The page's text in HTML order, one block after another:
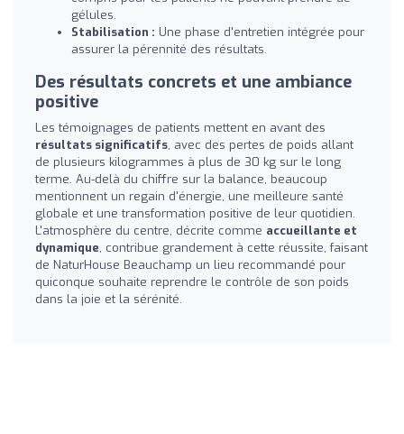
gélules.
Stabilisation : Une phase d'entretien intégrée pour
assurer la pérennité des résultats.
Des résultats concrets et une ambiance
positive
Les témoignages de patients mettent en avant des
résultats significatifs, avec des pertes de poids allant
de plusieurs kilogrammes à plus de 30 kg sur le long
terme. Au-delà du chiffre sur la balance, beaucoup
mentionnent un regain d'énergie, une meilleure santé
globale et une transformation positive de leur quotidien.
L'atmosphère du centre, décrite comme accueillante et
dynamique, contribue grandement à cette réussite, faisant
de NaturHouse Beauchamp un lieu recommandé pour
quiconque souhaite reprendre le contrôle de son poids
dans la joie et la sérénité.